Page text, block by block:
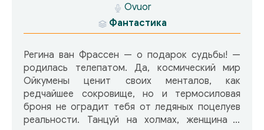
Ovuor
Фантастика
Регина ван Фрассен — о подарок судьбы! —
родилась телепатом. Да, космический мир
Ойкумены ценит своих менталов, как
редчайшее сокровище, но и термосиловая
броня не оградит тебя от ледяных поцелуев
реальности. Танцуй на холмах, женщина с